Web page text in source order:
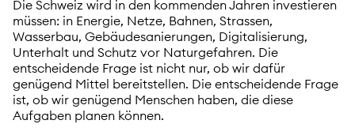
Die Schweiz wird in den kommenden Jahren investieren
müssen: in Energie, Netze, Bahnen, Strassen,
Wasserbau, Gebäudesanierungen, Digitalisierung,
Unterhalt und Schutz vor Naturgefahren. Die
entscheidende Frage ist nicht nur, ob wir dafür
genügend Mittel bereitstellen. Die entscheidende Frage
ist, ob wir genügend Menschen haben, die diese
Aufgaben planen können.